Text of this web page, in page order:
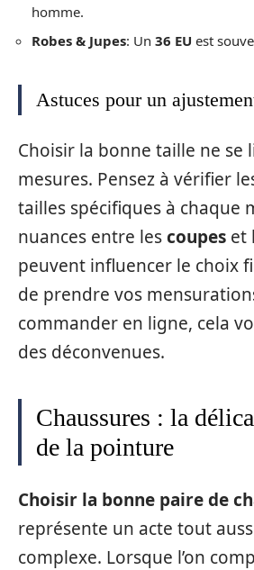
homme.
Robes & Jupes: Un 36 EU est
Astuces pour un
Choisir la bonne taille ne se
mesures. Pensez à vérifier
tailles spécifiques à chaque
nuances entre lescoupes et
peuvent influencer le choix
de prendre vos
commander en ligne, cela
des déconvenues.
Chaussures : la
de la pointure
Choisir la bonne paire de
représente un acte tout
complexe. Lorsque l’on